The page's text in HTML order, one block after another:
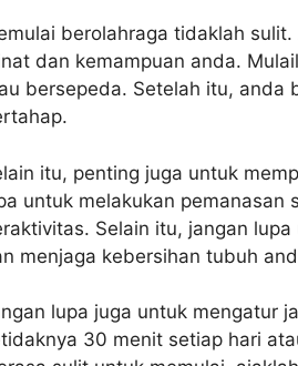
berolahraga tidaklah
dan kemampuan anda.
bersepeda. Setelah itu, anda
itu, penting juga untuk
untuk melakukan
Selain itu, jangan
menjaga kebersihan tubuh
lupa juga untuk mengatur
30 menit setiap hari